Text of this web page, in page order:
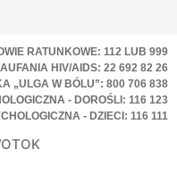
RATUNKOWE: 112 LUB 999
HIV/AIDS: 22 692 82 26
„ULGA W BÓLU”: 800 706 838
- DOROŚLI: 116 123
- DZIECI: 116 111